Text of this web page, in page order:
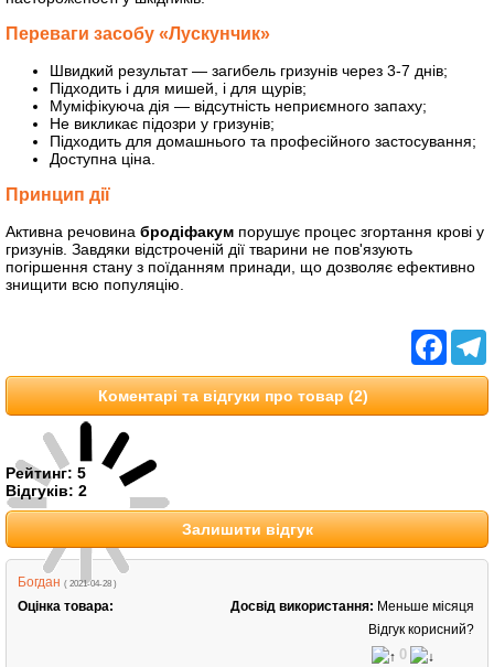
Переваги засобу «Лускунчик»
Швидкий результат — загибель гризунів через 3-7 днів;
Підходить і для мишей, і для щурів;
Муміфікуюча дія — відсутність неприємного запаху;
Не викликає підозри у гризунів;
Підходить для домашнього та професійного застосування;
Доступна ціна.
Принцип дії
Активна речовина бродіфакум порушує процес згортання крові у
гризунів. Завдяки відстроченій дії тварини не пов'язують
погіршення стану з поїданням принади, що дозволяє ефективно
знищити всю популяцію.
Коментарі та відгуки про товар (2)
Рейтинг: 5
Відгуків: 2
Залишити відгук
Богдан ( 2021-04-28 )
Оцінка товара: Досвід використання: Меньше місяця
Відгук корисний?
0